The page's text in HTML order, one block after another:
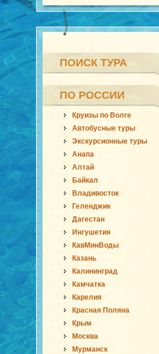
ПОИСК ТУРА
ПО РОССИИ
Круизы по Волге
Автобусные туры
Экскурсионные туры
Анапа
Алтай
Байкал
Владивосток
Геленджик
Дагестан
Ингушетия
КавМинВоды
Казань
Калининград
Камчатка
Карелия
Красная Поляна
Крым
Москва
Мурманск